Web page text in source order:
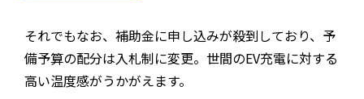
それでもなお、補助金に申し込みが殺到しており、予
備予算の配分は入札制に変更。世間のEV充電に対する
高い温度感がうかがえます。